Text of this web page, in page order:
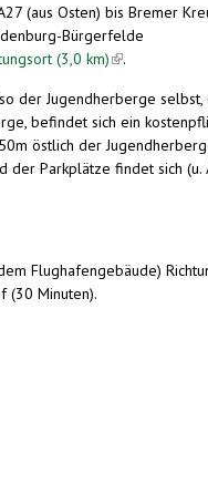
(aus Osten) bis Bremer
Bürgerfelde
(3,0 km)(link is external)
.
der Jugendherberge selbst,
befindet sich ein
östlich der
der Parkplätze findet sich (u.
Flughafengebäude)
(30 Minuten).